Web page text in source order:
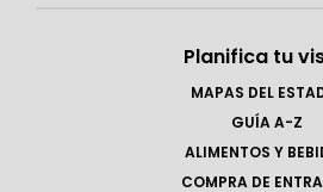
Planifica tu
MAPAS DEL
GUÍA A-Z
ALIMENTOS Y
COMPRA DE